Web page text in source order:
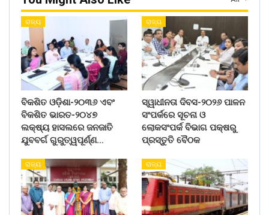
ରାଜ୍ୟ
ବିକଶିତ ଓଡ଼ିଶା-୨୦୩୬ ଏବଂ
ବିକଶିତ ଭାରତ-୨୦୪୭
ଲକ୍ଷ୍ୟ ହାସଲରେ ଜନଜାତି
ଯୁବବର୍ଗ ଗୁରୁତ୍ୱପୂର୍ଣ୍ଣ…
ରାଜ୍ୟ
ସ୍ୱାଧୀନତା ଦିବସ-୨୦୨୬ ପାଳନ
ସଂପର୍କରେ ସୂଚନା ଓ
ଲୋକସଂପର୍କ ବିଭାଗ ପକ୍ଷରୁ
ପ୍ରସ୍ତୁତି ବୈଠକ
ରାଜ୍ୟ ରାଜ୍ୟ